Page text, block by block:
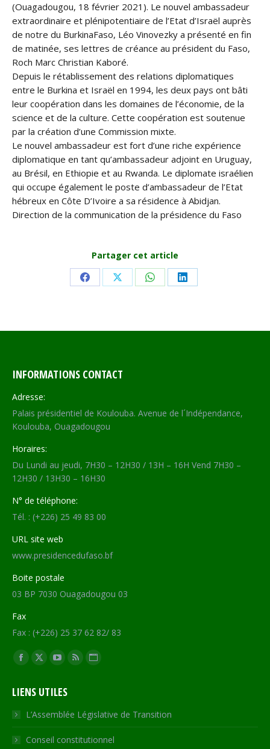
(Ouagadougou, 18 février 2021). Le nouvel ambassadeur
extraordinaire et plénipotentiaire de l’Etat d’Israël auprès
de notre du BurkinaFaso, Léo Vinovezky a présenté en fin
de matinée, ses lettres de créance au président du Faso,
Roch Marc Christian Kaboré.
Depuis le rétablissement des relations diplomatiques
entre le Burkina et Israël en 1994, les deux pays ont bâti
leur coopération dans les domaines de l’économie, de la
science et de la culture. Cette coopération est soutenue
par la création d’une Commission mixte.
Le nouvel ambassadeur est fort d’une riche expérience
diplomatique en tant qu’ambassadeur adjoint en Uruguay,
au Brésil, en Ethiopie et au Rwanda. Le diplomate israélien
qui occupe également le poste d’ambassadeur de l’Etat
hébreux en Côte D’Ivoire a sa résidence à Abidjan.
Direction de la communication de la présidence du Faso
Partager cet article
Share Share Share Share
INFORMATIONS CONTACT
Adresse:
Palais présidentiel de Koulouba. Avenue de l´Indépendance,
Koulouba, Ouagadougou
Horaires:
Du Lundi au jeudi, 7H30 – 12H30 / 13H – 16H Vend 7H30 –
12H30 / 13H30 – 16H30
N° de téléphone:
Tél. : (+226) 25 49 83 00
URL site web
www.presidencedufaso.bf
Boite postale
03 BP 7030 Ouagadougou 03
Fax
Fax : (+226) 25 37 62 82/ 83
Trouvez nous sur :
Facebook
opens
in
new
window
X
opens
in
new
window
YouTube
opens
in
new
window
RSS
in
new
window
Site
opens
in
new
LIENS UTILES
L’Assemblée Législative de Transition
Conseil constitutionnel